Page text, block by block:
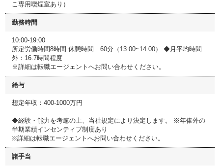
こ専用喫煙室あり）
勤務時間
10:00-19:00
所定労働時間8時間 休憩時間 60分（13:00~14:00） ◆月平均時間
外：16.7時間程度
※詳細は転職エージェントへお問い合わせください。
給与
想定年収：400-1000万円
◆経験・能力を考慮の上、当社規定により決定します。 ※年俸外の
半期業績インセンティブ制度あり
※詳細は転職エージェントへお問い合わせください。
諸手当